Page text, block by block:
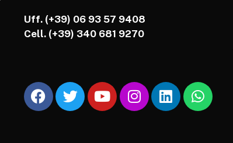
Uff. (+39) 06 93 57 9408
Cell. (+39) 340 681 9270